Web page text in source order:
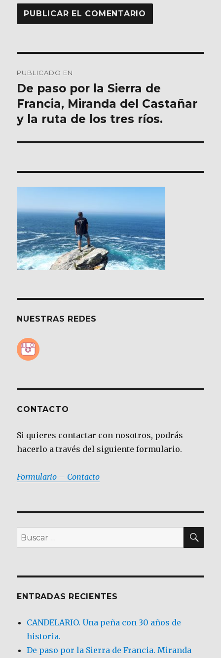
de
entradas
PUBLICADO EN
De paso por la Sierra de
Francia, Miranda del Castañar
y la ruta de los tres ríos.
NUESTRAS REDES
CONTACTO
Si quieres contactar con nosotros, podrás
hacerlo a través del siguiente formulario.
Formulario – Contacto
Buscar
por:
ENTRADAS RECIENTES
CANDELARIO. Una peña con 30 años de
historia.
De paso por la Sierra de Francia. Miranda